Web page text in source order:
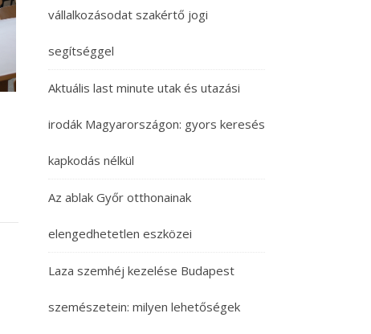
vállalkozásodat szakértő jogi
segítséggel
Aktuális last minute utak és utazási
irodák Magyarországon: gyors keresés
kapkodás nélkül
Az ablak Győr otthonainak
elengedhetetlen eszközei
Laza szemhéj kezelése Budapest
szemészetein: milyen lehetőségek